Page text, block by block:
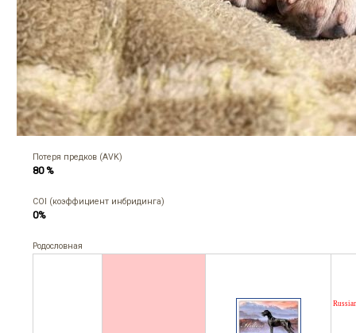
Потеря предков (AVK)
80 %
COI (коэффициент инбридинга)
0%
Родословная